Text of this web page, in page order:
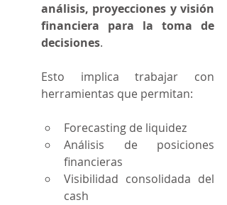
análisis, proyecciones y visión
financiera para la toma de
decisiones.
Esto implica trabajar con
herramientas que permitan:
Forecasting de liquidez
Análisis de posiciones
financieras
Visibilidad consolidada del
cash